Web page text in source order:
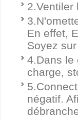
En effet,
Soyez
4.Dans le
charge,
négatif.